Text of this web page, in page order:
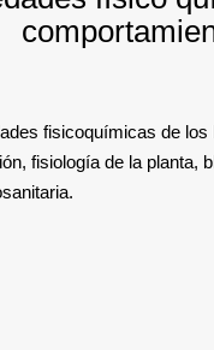
fisicoquímicas de
fisiología de la planta,